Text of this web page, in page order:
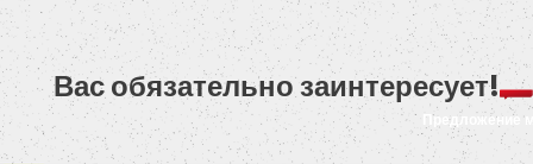
Вас обязательно заинтересует!
Предложение